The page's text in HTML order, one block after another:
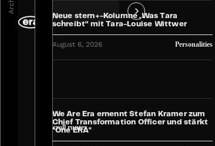
Scroll runter
Neue stern+-Kolumne „Was Tara
schreibt“ mit Tara-Louise Wittwer
August 6, 2026 Personalities
We Are Era ernennt Stefan Kramer zum
Chief Transformation Officer und stärkt
"One ERA"